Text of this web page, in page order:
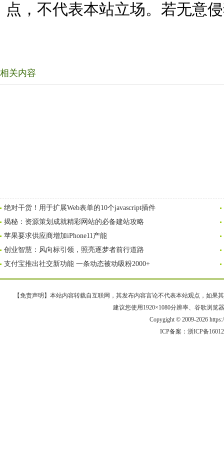
点，不代表本站立场。若无意
相关内容
绝对干货！用于扩展Web表单的10个javascript插件
揭秘：资源策划成就精彩网站的必备建站攻略
苹果要求供应商增加iPhone11产能
创业智慧：风向标引领，照亮逐梦者前行道路
支付宝推出社交新功能 一条动态被动吸粉2000+
【免责声明】本站内容转载自互联网，其发布内容言论不代表本站观点，如果
建议您使用1920×1080分辨率、谷歌浏览
Copygight © 2009-2026
ICP备案： 浙ICP备